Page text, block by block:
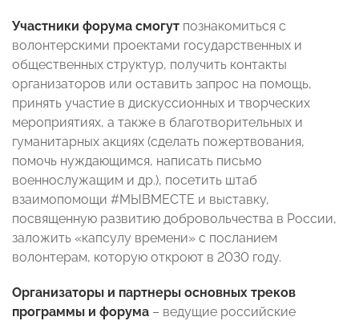
Участники форума смогут познакомиться с
волонтерскими проектами государственных и
общественных структур, получить контакты
организаторов или оставить запрос на помощь,
принять участие в дискуссионных и творческих
мероприятиях, а также в благотворительных и
гуманитарных акциях (сделать пожертвования,
помочь нуждающимся, написать письмо
военнослужащим и др.), посетить штаб
взаимопомощи #МЫВМЕСТЕ и выставку,
посвященную развитию добровольчества в России,
заложить «капсулу времени» с посланием
волонтерам, которую откроют в 2030 году.
Организаторы и партнеры основных треков
программы и форума – ведущие российские